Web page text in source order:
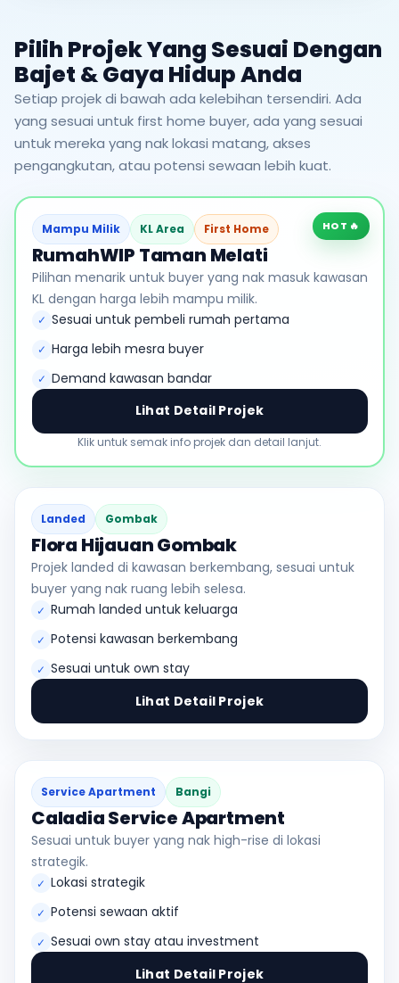
Pilih Projek Yang Sesuai Dengan
Bajet & Gaya Hidup Anda
Setiap projek di bawah ada kelebihan tersendiri. Ada
yang sesuai untuk first home buyer, ada yang sesuai
untuk mereka yang nak lokasi matang, akses
pengangkutan, atau potensi sewaan lebih kuat.
HOT 🔥
Mampu Milik KL Area First Home
RumahWIP Taman Melati
Pilihan menarik untuk buyer yang nak masuk kawasan
KL dengan harga lebih mampu milik.
✓ Sesuai untuk pembeli rumah pertama
✓ Harga lebih mesra buyer
✓ Demand kawasan bandar
Lihat Detail Projek
Klik untuk semak info projek dan detail lanjut.
Landed Gombak
Flora Hijauan Gombak
Projek landed di kawasan berkembang, sesuai untuk
buyer yang nak ruang lebih selesa.
✓ Rumah landed untuk keluarga
✓ Potensi kawasan berkembang
✓ Sesuai untuk own stay
Lihat Detail Projek
Service Apartment Bangi
Caladia Service Apartment
Sesuai untuk buyer yang nak high-rise di lokasi
strategik.
✓ Lokasi strategik
✓ Potensi sewaan aktif
✓ Sesuai own stay atau investment
Lihat Detail Projek